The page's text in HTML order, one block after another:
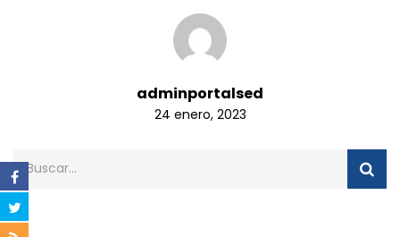
adminportalsed
24 enero, 2023